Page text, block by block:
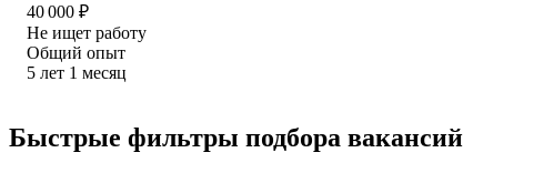
40 000 ₽
Не ищет работу
Общий опыт
5 лет 1 месяц
Быстрые фильтры подбора вакансий